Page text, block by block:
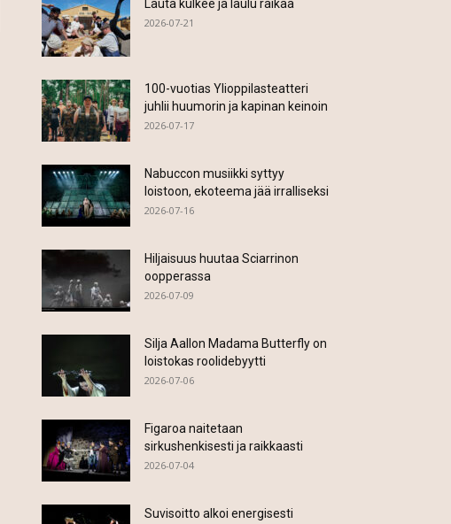
Lauta kulkee ja laulu raikaa
2026-07-21
100-vuotias Ylioppilasteatteri
juhlii huumorin ja kapinan keinoin
2026-07-17
Nabuccon musiikki syttyy
loistoon, ekoteema jää irralliseksi
2026-07-16
Hiljaisuus huutaa Sciarrinon
oopperassa
2026-07-09
Silja Aallon Madama Butterfly on
loistokas roolidebyytti
2026-07-06
Figaroa naitetaan
sirkushenkisesti ja raikkaasti
2026-07-04
Suvisoitto alkoi energisesti